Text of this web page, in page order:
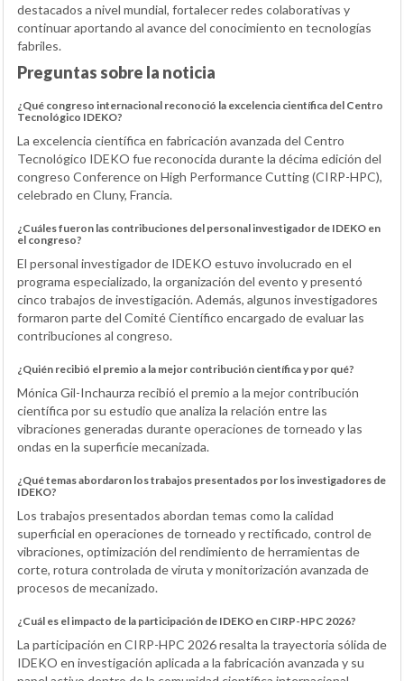
destacados a nivel mundial, fortalecer redes colaborativas y
continuar aportando al avance del conocimiento en tecnologías
fabriles.
Preguntas sobre la noticia
¿Qué congreso internacional reconoció la excelencia científica del Centro
Tecnológico IDEKO?
La excelencia científica en fabricación avanzada del Centro
Tecnológico IDEKO fue reconocida durante la décima edición del
congreso Conference on High Performance Cutting (CIRP-HPC),
celebrado en Cluny, Francia.
¿Cuáles fueron las contribuciones del personal investigador de IDEKO en
el congreso?
El personal investigador de IDEKO estuvo involucrado en el
programa especializado, la organización del evento y presentó
cinco trabajos de investigación. Además, algunos investigadores
formaron parte del Comité Científico encargado de evaluar las
contribuciones al congreso.
¿Quién recibió el premio a la mejor contribución científica y por qué?
Mónica Gil-Inchaurza recibió el premio a la mejor contribución
científica por su estudio que analiza la relación entre las
vibraciones generadas durante operaciones de torneado y las
ondas en la superficie mecanizada.
¿Qué temas abordaron los trabajos presentados por los investigadores de
IDEKO?
Los trabajos presentados abordan temas como la calidad
superficial en operaciones de torneado y rectificado, control de
vibraciones, optimización del rendimiento de herramientas de
corte, rotura controlada de viruta y monitorización avanzada de
procesos de mecanizado.
¿Cuál es el impacto de la participación de IDEKO en CIRP-HPC 2026?
La participación en CIRP-HPC 2026 resalta la trayectoria sólida de
IDEKO en investigación aplicada a la fabricación avanzada y su